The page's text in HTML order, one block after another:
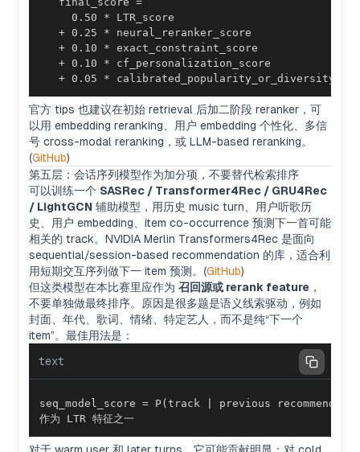
+ 0.05 *
官方 tips 也建议在初始 retrieval 后加二阶段 reranker，可
以用 embedding reranking、用户 embedding 个性化、多信
号 cross-modal reranking，或 LLM-based reranking。
(GitHub)
第五层：会话序列模型作为加分项，不要替代检索排序
可以训练一个 SASRec / Transformer4Rec / GRU4Rec
/ LightGCN 辅助模型，用历史 music turn、用户听歌历
史、用户 embedding、item co-occurrence 预测下一首可能
相关的 track。NVIDIA Merlin Transformers4Rec 是面向
sequential/session-based recommendation 的库，适合利
用短期交互序列做下一 item 预测。(GitHub)
但这类模型在本比赛里应作为 召回源或 rerank feature ，
不要单独做最终排序。原因是很多题是语义线索驱动，例如
封面、年代、歌词、情绪、特定艺人，而不是纯“下一个
item”。最佳用法是：
text
作为 LTR 特征之一